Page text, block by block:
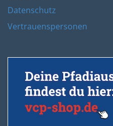
Datenschutz
Vertrauenspersonen